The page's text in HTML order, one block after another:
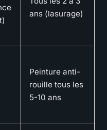
ans (lasurage)
Peinture anti-
rouille tous les
5-10 ans